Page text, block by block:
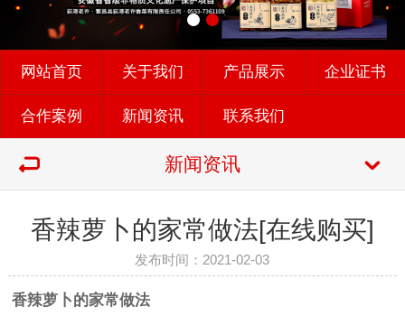
网站首页 关于我们 产品展示 企业证书
合作案例 新闻资讯 联系我们
新闻资讯
香辣萝卜的家常做法[在线购买]
发布时间：2021-02-03
香辣萝卜的家常做法